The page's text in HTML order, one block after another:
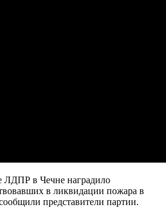
ЛДПР в Чечне наградило
в ликвидации пожара в
представители партии.